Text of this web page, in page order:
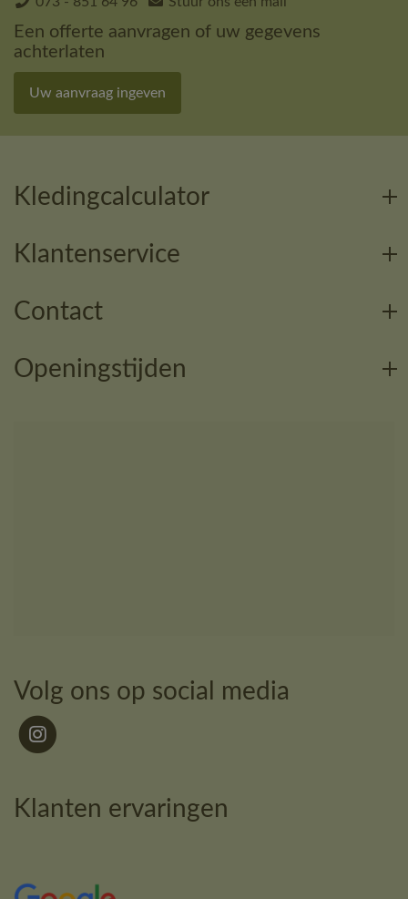
Een offerte aanvragen of uw gegevens
achterlaten
Uw aanvraag ingeven
Kledingcalculator
Klantenservice
Contact
Openingstijden
Volg ons op social media
Klanten ervaringen